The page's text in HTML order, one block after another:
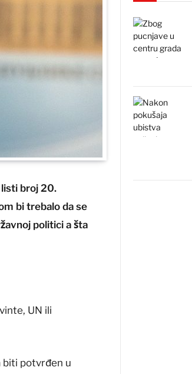
broj 20.
bi trebalo da se
politici a šta
UN ili
biti potvrđen u